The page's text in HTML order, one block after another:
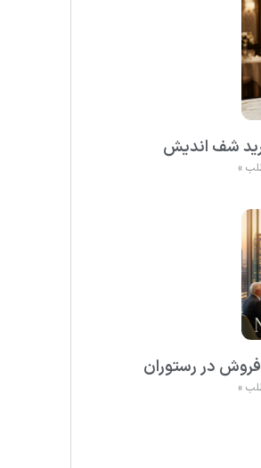
شف اندیش
»
در رستوران
»